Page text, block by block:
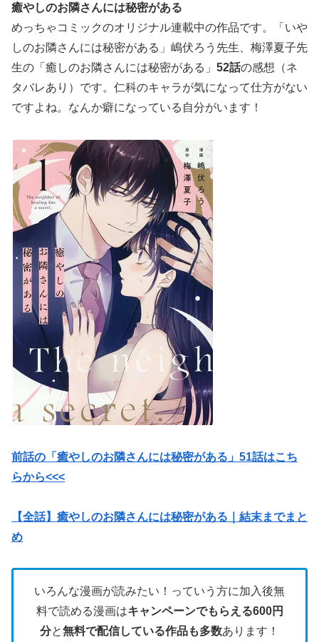
癒やしのお隣さんには秘密がある
めっちゃコミックのオリジナル連載中の作品です。「いや
しのお隣さんには秘密がある」嶋伏ろう先生、梅澤夏子先
生の「癒しのお隣さんには秘密がある」 52話の感想（ネ
タバレあり）です。仁科のキャラが気になって仕方がない
ですよね。なんか癖になっている自分がいます！
前話の「癒やしのお隣さんには秘密がある」51話はこち
らから<<<
【全話】癒やしのお隣さんには秘密がある｜結末までまと
め
いろんな漫画が読みたい！っていう方に加入後無
料で読める漫画はキャンペーンでもらえる600円
分と無料で配信している作品も多数あります！